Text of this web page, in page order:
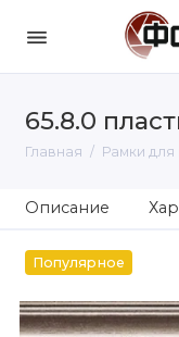
65.8.0
Главная Рамки для
Описание
Популярное